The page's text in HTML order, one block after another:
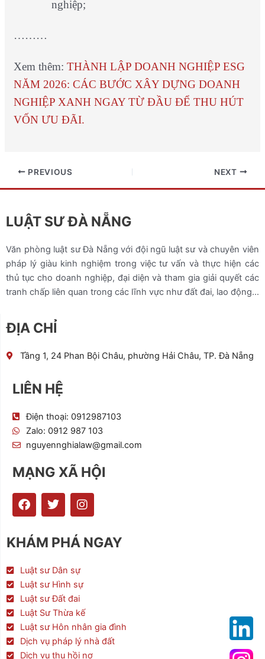
nghiệp;
………
Xem thêm: THÀNH LẬP DOANH NGHIỆP ESG
NĂM 2026: CÁC BƯỚC XÂY DỰNG DOANH
NGHIỆP XANH NGAY TỪ ĐẦU ĐỂ THU HÚT
VỐN ƯU ĐÃI.
PREVIOUS NEXT
LUẬT SƯ ĐÀ NẴNG
Văn phòng luật sư Đà Nẵng với đội ngũ luật sư và chuyên viên
pháp lý giàu kinh nghiệm trong việc tư vấn và thực hiện các
thủ tục cho doanh nghiệp, đại diện và tham gia giải quyết các
tranh chấp liên quan trong các lĩnh vực như đất đai, lao động…
ĐỊA CHỈ
Tầng 1, 24 Phan Bội Châu, phường Hải Châu, TP. Đà Nẵng
LIÊN HỆ
Điện thoại: 0912987103
Zalo: 0912 987 103
nguyennghialaw@gmail.com
MẠNG XÃ HỘI
F
a
e
b
o
k
T
w
t
t
r
I
n
t
a
a
KHÁM PHÁ NGAY
Luật sư Dân sự
Luật sư Hình sự
Luật sư Đất đai
Luật Sư Thừa kế
Luật sư Hôn nhân gia đình
Dịch vụ pháp lý nhà đất
Dịch vụ thu hồi nợ